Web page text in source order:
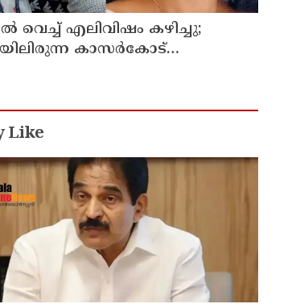
വെച്ച് എലിവിഷം കഴിച്ചു;
കാസര്‍കോട്
Like